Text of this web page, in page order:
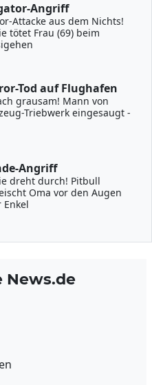
Angriff
Attacke aus dem Nichts!
tötet Frau (69) beim
Tod auf Flughafen
grausam! Mann von
Triebwerk eingesaugt -
Angriff
dreht durch! Pitbull
Oma vor den Augen
Enkel
News.de